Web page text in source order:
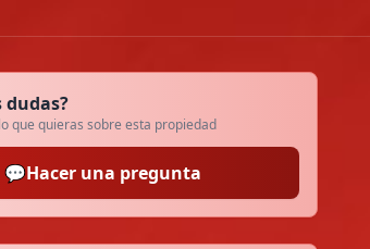
dudas?
que quieras sobre esta propiedad
💬Hacer una pregunta